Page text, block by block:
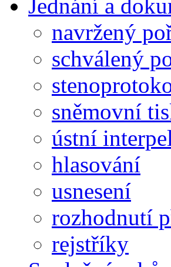
Jednání a
navržený
schválený
sněmovní
ústní
hlasování
usnesení
rozhodnutí
rejstříky